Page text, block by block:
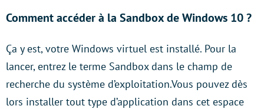
Comment accéder à la Sandbox de Windows 10 ?
Ça y est, votre Windows virtuel est installé. Pour la
lancer, entrez le terme Sandbox dans le champ de
recherche du système d’exploitation.Vous pouvez dès
lors installer tout type d’application dans cet espace